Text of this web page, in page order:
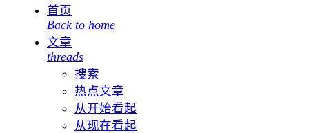
首页
Back to home
文章
threads
搜索
热点文章
从开始看起
从现在看起